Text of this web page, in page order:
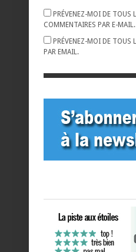
PRÉVENEZ-MOI DE TOUS
COMMENTAIRES PAR E-MAIL.
PRÉVENEZ-MOI DE TOUS
PAR EMAIL.